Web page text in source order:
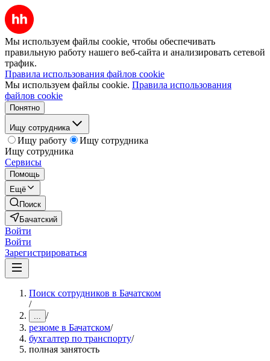
Мы используем файлы cookie, чтобы обеспечивать
правильную работу нашего веб-сайта и анализировать сетевой
трафик.
Правила использования файлов cookie
Мы используем файлы cookie. Правила использования
файлов cookie
Понятно
Ищу сотрудника
Ищу работу
Ищу сотрудника
Ищу сотрудника
Сервисы
Помощь
Ещё
Поиск
Бачатский
Войти
Войти
Зарегистрироваться
Поиск сотрудников в Бачатском
/
... /
резюме в Бачатском/
бухгалтер по транспорту/
полная занятость